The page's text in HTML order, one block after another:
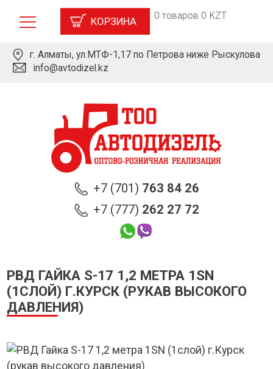
КОРЗИНА 0 товаров 0 KZT
г. Алматы, ул.МТФ-1,17 по Петрова ниже Рыскулова
info@avtodizel.kz
+7 (701) 763 84 26
+7 (777) 262 27 72
РВД ГАЙКА S-17 1,2 МЕТРА 1SN
(1СЛОЙ) Г.КУРСК (РУКАВ ВЫСОКОГО
ДАВЛЕНИЯ)